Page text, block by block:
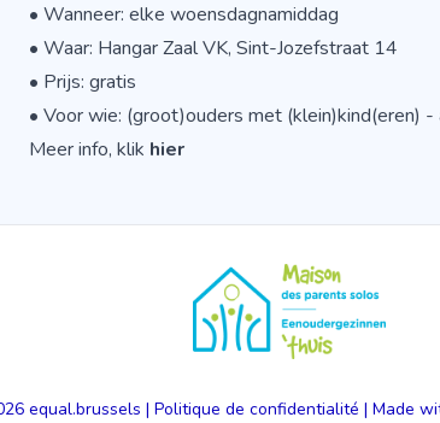
• Wanneer: elke woensdagnamiddag
• Waar: Hangar Zaal VK, Sint-Jozefstraat 14
• Prijs: gratis
• Voor wie: (groot)ouders met (klein)kind(eren)
Meer info, klik hier
equal.brussels | Politique de confidentialité | Made